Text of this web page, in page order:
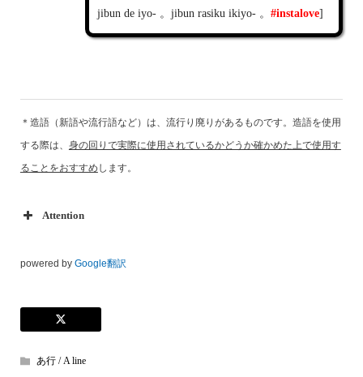
jibun de iyo- 。jibun rasiku ikiyo- 。 #instalove]
＊造語（新語や流行語など）は、流行り廃りがあるものです。造語を使用
する際は、 身の回りで実際に使用されているかどうか確かめた上で使用す
ることをおすすめ します。
Attention
powered by Google翻訳
あ行 / A line